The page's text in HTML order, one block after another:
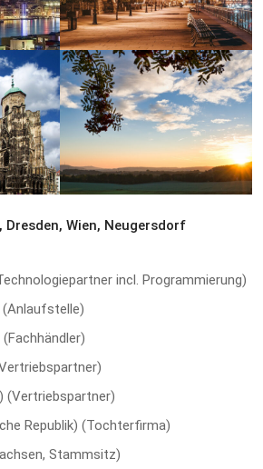
Dresden, Wien, Neugersdorf
incl. Programmierung)
(Anlaufstelle)
(Vertriebspartner)
Republik) (Tochterfirma)
Stammsitz)